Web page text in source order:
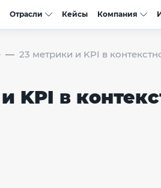
Отрасли Кейсы Компания
23 метрики и KPI в
KPI в